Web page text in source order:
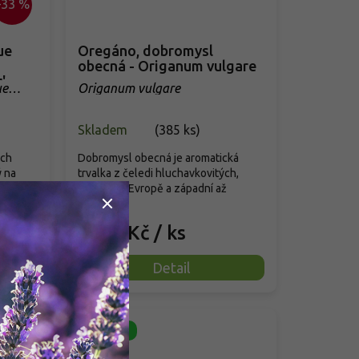
%
na
Oregáno, dobromysl
obecná - Origanum vulgare
Origanum vulgare
Skladem (385 ks)
od 89 Kč / ks
Detail
Dobromysl obecná je aromatická
trvalka z čeledi hluchavkovitých,
původní v Evropě a západní až
střední...
Novinka